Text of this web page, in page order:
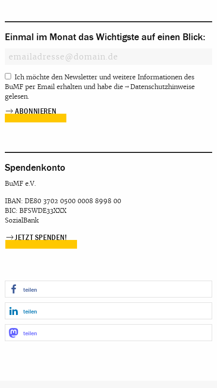
Einmal im Monat das Wichtigste auf einen Blick:
Ich möchte den Newsletter und weitere Informationen des
BuMF per Email erhalten und habe die
Datenschutzhinweise
gelesen.
Spendenkonto
BuMF e.V.
IBAN: DE80 3702 0500 0008 8998 00
BIC: BFSWDE33XXX
SozialBank
JETZT SPENDEN!
teilen
teilen
teilen